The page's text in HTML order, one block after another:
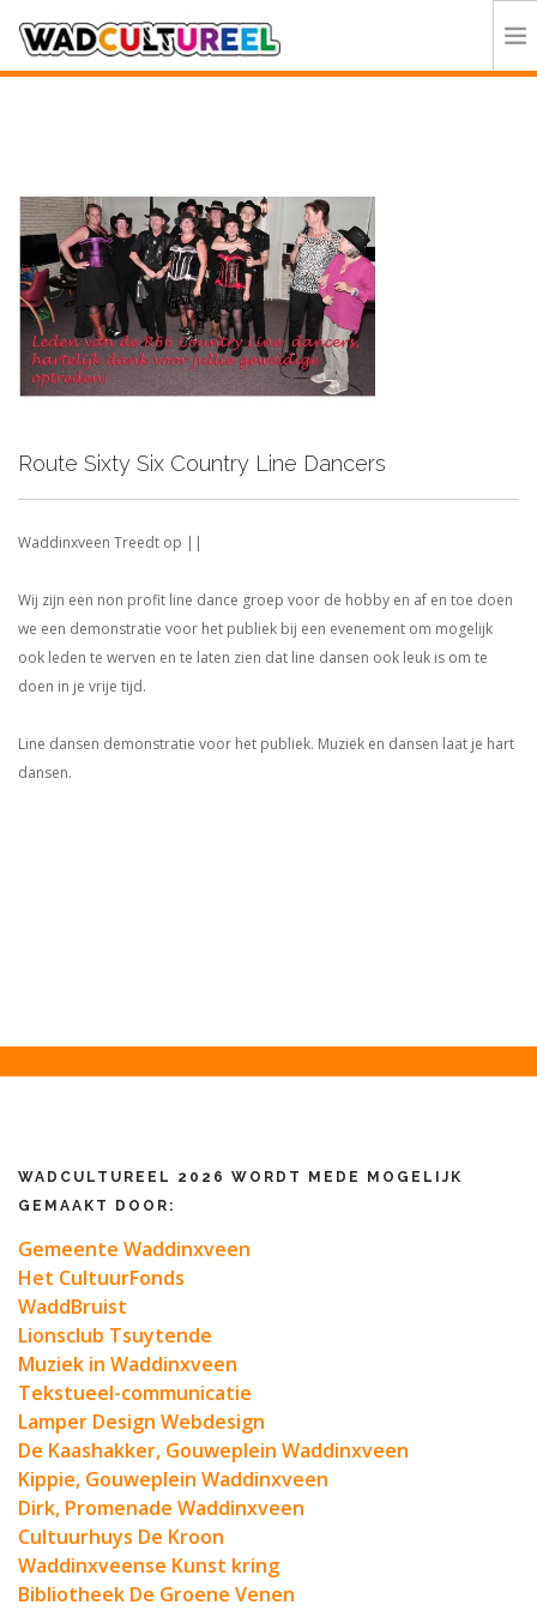
DOE MEE
CONTACT
ORGANISATIE
Route Sixty Six Country Line Dancers
Waddinxveen Treedt op ||
Wij zijn een non profit line dance groep voor de hobby en af en toe doen
we een demonstratie voor het publiek bij een evenement om mogelijk
ook leden te werven en te laten zien dat line dansen ook leuk is om te
doen in je vrije tijd.
Line dansen demonstratie voor het publiek. Muziek en dansen laat je hart
dansen.
WADCULTUREEL 2026 WORDT MEDE MOGELIJK
GEMAAKT DOOR:
Gemeente Waddinxveen
Het CultuurFonds
WaddBruist
Lionsclub Tsuytende
Muziek in Waddinxveen
Tekstueel-communicatie
Lamper Design Webdesign
De Kaashakker, Gouweplein Waddinxveen
Kippie, Gouweplein Waddinxveen
Dirk, Promenade Waddinxveen
Cultuurhuys De Kroon
Waddinxveense Kunst kring
Bibliotheek De Groene Venen